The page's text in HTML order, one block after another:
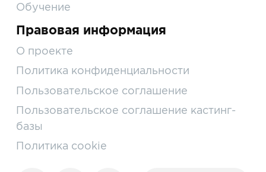
Обучение
Правовая информация
О проекте
Политика конфиденциальности
Пользовательское соглашение
Пользовательское соглашение кастинг-
базы
Политика cookie